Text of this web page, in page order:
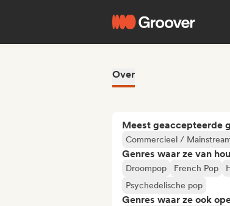
Over
Meest geaccepteerde
Commercieel /
Genres waar ze van
Droompop French Pop
Psychedelische pop
Genres waar ze ook